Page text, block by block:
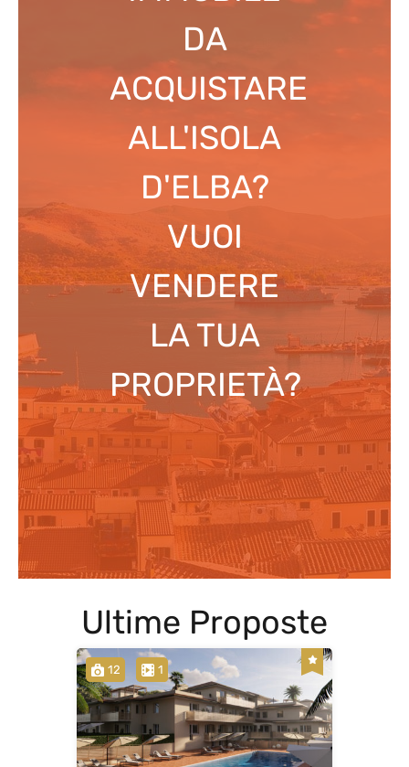
DA
ACQUISTARE
ALL'ISOLA
D'ELBA?
VUOI
VENDERE
LA TUA
PROPRIETÀ?
Ultime Proposte
12 1